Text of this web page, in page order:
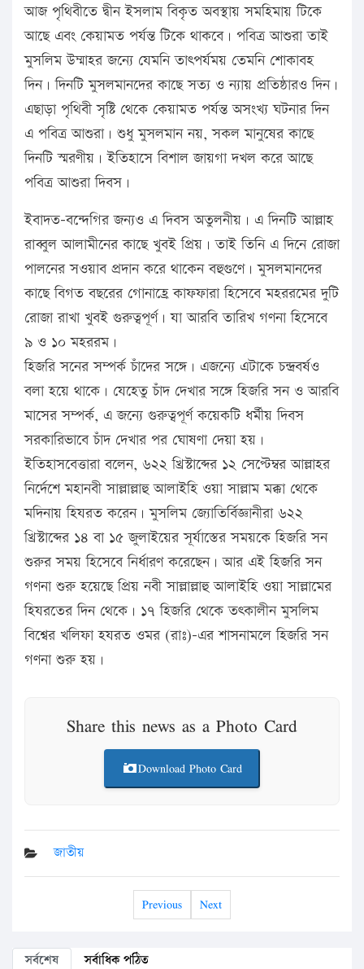
আজ পৃথিবীতে দ্বীন ইসলাম বিকৃত অবস্থায় সমহিমায় টিকে
আছে এবং কেয়ামত পর্যন্ত টিকে থাকবে। পবিত্র আশুরা তাই
মুসলিম উম্মাহর জন্যে যেমনি তাৎপর্যময় তেমনি শোকাবহ
দিন। দিনটি মুসলমানদের কাছে সত্য ও ন্যায় প্রতিষ্ঠারও দিন।
এছাড়া পৃথিবী সৃষ্টি থেকে কেয়ামত পর্যন্ত অসংখ্য ঘটনার দিন
এ পবিত্র আশুরা। শুধু মুসলমান নয়, সকল মানুষের কাছে
দিনটি স্মরণীয়। ইতিহাসে বিশাল জায়গা দখল করে আছে
পবিত্র আশুরা দিবস।
ইবাদত-বন্দেগির জন্যও এ দিবস অতুলনীয়। এ দিনটি আল্লাহ
রাব্বুল আলামীনের কাছে খুবই প্রিয়। তাই তিনি এ দিনে রোজা
পালনের সওয়াব প্রদান করে থাকেন বহুগুণে। মুসলমানদের
কাছে বিগত বছরের গোনাহ্রে কাফফারা হিসেবে মহররমের দুটি
রোজা রাখা খুবই গুরুত্বপূর্ণ। যা আরবি তারিখ গণনা হিসেবে
৯ ও ১০ মহররম।
হিজরি সনের সম্পর্ক চাঁদের সঙ্গে। এজন্যে এটাকে চন্দ্রবর্ষও
বলা হয়ে থাকে। যেহেতু চাঁদ দেখার সঙ্গে হিজরি সন ও আরবি
মাসের সম্পর্ক, এ জন্যে গুরুত্বপূর্ণ কয়েকটি ধর্মীয় দিবস
সরকারিভাবে চাঁদ দেখার পর ঘোষণা দেয়া হয়।
ইতিহাসবেত্তারা বলেন, ৬২২ খ্রিস্টাব্দের ১২ সেপ্টেম্বর আল্লাহর
নির্দেশে মহানবী সাল্লাল্লাহু আলাইহি ওয়া সাল্লাম মক্কা থেকে
মদিনায় হিযরত করেন। মুসলিম জ্যোতির্বিজ্ঞানীরা ৬২২
খ্রিস্টাব্দের ১৪ বা ১৫ জুলাইয়ের সূর্যাস্তের সময়কে হিজরি সন
শুরুর সময় হিসেবে নির্ধারণ করেছেন। আর এই হিজরি সন
গণনা শুরু হয়েছে প্রিয় নবী সাল্লাল্লাহু আলাইহি ওয়া সাল্লামের
হিযরতের দিন থেকে। ১৭ হিজরি থেকে তৎকালীন মুসলিম
বিশ্বের খলিফা হযরত ওমর (রাঃ)-এর শাসনামলে হিজরি সন
গণনা শুরু হয়।
Share this news as a Photo Card
Download Photo Card
জাতীয়
Previous Next
সর্বশেষ সর্বাধিক পঠিত